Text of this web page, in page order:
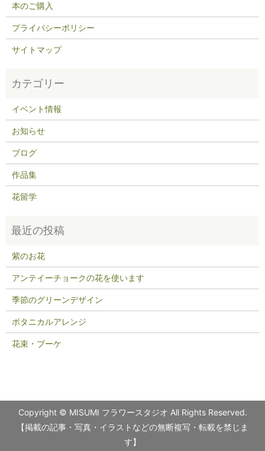
本のご購入
プライバシーポリシー
サイトマップ
イベント情報
お知らせ
ブログ
作品集
花留学
紫のお花
アンテイーチョークの花を使います
季節のグリーンデザイン
ボタニカルアレンジ
花束・ブーケ
Copyright © MISUMI フラワースタジオ All Rights Reserved.
【掲載の記事・写真・イラストなどの無断複写・転載を禁じま
す】